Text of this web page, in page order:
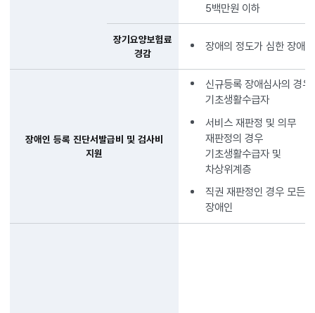
5백만원 이하
장기요양보험료
경감
장애의 정도가 심한 장애인
장애인 등록 진단서발급비 및 검사비
지원
신규등록 장애심사의 경우
기초생활수급자
서비스 재판정 및 의무
재판정의 경우
기초생활수급자 및
차상위계층
직권 재판정인 경우 모든
장애인